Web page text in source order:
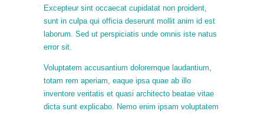
Excepteur sint occaecat cupidatat non proident,
sunt in culpa qui officia deserunt mollit anim id est
laborum. Sed ut perspiciatis unde omnis iste natus
error sit.
Voluptatem accusantium doloremque laudantium,
totam rem aperiam, eaque ipsa quae ab illo
inventore veritatis et quasi architecto beatae vitae
dicta sunt explicabo. Nemo enim ipsam voluptatem